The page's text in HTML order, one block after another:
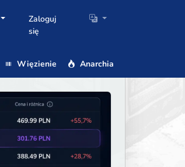
Zaloguj
się
Więzienie Anarchia